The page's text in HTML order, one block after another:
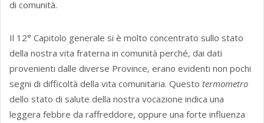
di comunità.
Il 12° Capitolo generale si è molto concentrato sullo stato
della nostra vita fraterna in comunità perché, dai dati
provenienti dalle diverse Province, erano evidenti non pochi
segni di difficoltà della vita comunitaria. Questo termometro
dello stato di salute della nostra vocazione indica una
leggera febbre da raffreddore, oppure una forte influenza